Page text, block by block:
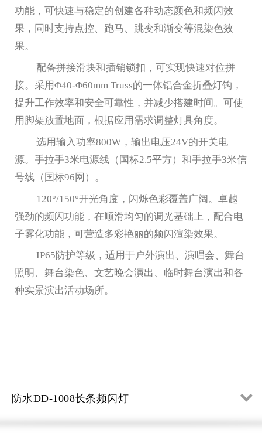
功能，可快速与稳定的创建各种动态颜色和频闪效
果，同时支持点控、跑马、跳变和渐变等混染色效
果。
配备拼接滑块和插销锁扣，可实现快速对位拼
接。采用Φ40-Φ60mm Truss的一体铝合金折叠灯钩，
提升工作效率和安全可靠性，并减少搭建时间。可使
用脚架放置地面，根据应用需求调整灯具角度。
选用输入功率800W ，输出电压24V的开关电
源。手拉手3米电源线（国标2.5平方）和手拉手3米信
号线（国标96网）。
120°/150°开光角度，闪烁色彩覆盖广阔。卓越
强劲的频闪功能，在顺滑均匀的调光基础上，配合电
子雾化功能，可营造多彩艳丽的频闪渲染效果。
IP65防护等级，适用于户外演出、演唱会、舞台
照明、舞台染色、文艺晚会演出、临时舞台演出和各
种实景演出活动场所。
防水DD-1008长条频闪灯